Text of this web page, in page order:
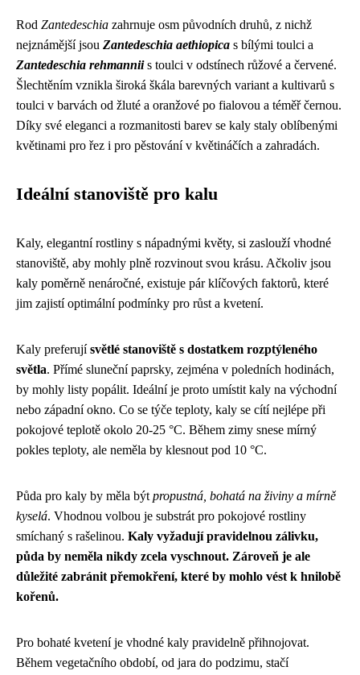
Rod Zantedeschia zahrnuje osm původních druhů, z nichž
nejznámější jsou Zantedeschia aethiopica s bílými toulci a
Zantedeschia rehmanniis toulci v odstínech růžové a červené.
Šlechtěním vznikla široká škála barevných variant a kultivarů s
toulci v barvách od žluté a oranžové po fialovou a téměř černou.
Díky své eleganci a rozmanitosti barev se kaly staly oblíbenými
květinami pro řez i pro pěstování v květináčích a zahradách.
Ideální stanoviště pro kalu
Kaly, elegantní rostliny s nápadnými květy, si zaslouží vhodné
stanoviště, aby mohly plně rozvinout svou krásu. Ačkoliv jsou
kaly poměrně nenáročné, existuje pár klíčových faktorů, které
jim zajistí optimální podmínky pro růst a kvetení.
Kaly preferujísvětlé stanoviště s dostatkem rozptýleného
světla. Přímé sluneční paprsky, zejména v poledních hodinách,
by mohly listy popálit. Ideální je proto umístit kaly na východní
nebo západní okno. Co se týče teploty, kaly se cítí nejlépe při
pokojové teplotě okolo 20-25 °C. Během zimy snese mírný
pokles teploty, ale neměla by klesnout pod 10 °C.
Půda pro kaly by měla být propustná, bohatá na živiny a mírně
kyselá. Vhodnou volbou je substrát pro pokojové rostliny
smíchaný s rašelinou. Kaly vyžadují pravidelnou zálivku,
půda by neměla nikdy zcela vyschnout. Zároveň je ale
důležité zabránit přemokření, které by mohlo vést k hnilobě
kořenů.
Pro bohaté kvetení je vhodné kaly pravidelně přihnojovat.
Během vegetačního období, od jara do podzimu, stačí